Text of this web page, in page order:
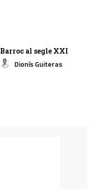
Barroc al segle XXI
Dionís Guiteras